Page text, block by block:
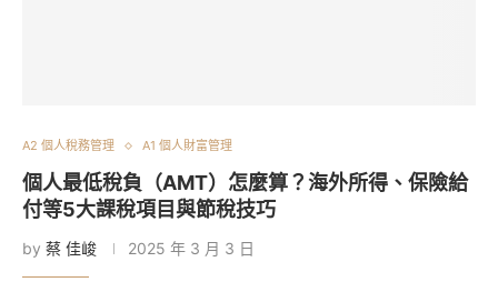
A2 個人稅務管理 A1 個人財富管理
個人最低稅負（AMT）怎麼算？海外所得、保險給
付等5大課稅項目與節稅技巧
by 蔡 佳峻 2025 年 3 月 3 日